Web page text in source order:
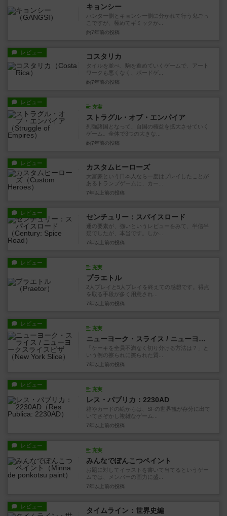
キョンシー
ハンター側とキョンシー側に分かれて行う鬼ごっ
こですが、極めてギミックが...
約7年前 の投稿
レビュー コスタリカ
タイルを並べ、駒を進めていくゲームで、アート
ワークも悪くなく、ボードゲ...
約7年前 の投稿
レビュー
充実
ストラグル・オブ・エンパイア
列強諸国となって、自国の権益を拡大させていく
ゲーム。全体で3つの大きな...
約7年前 の投稿
レビュー カスタムヒーローズ
大富豪という日本人なら一度はプレイしたことが
あるトランプゲームに、カー...
7年以上前 の投稿
レビュー センチュリー：スパイスロード
運の要素が、強いというレビューをみて、半信半
疑でしたが、本当です。しか...
7年以上前 の投稿
レビュー
充実
プラエトル
2人プレイと5人プレイを終えての感想です。得点
を取る手段が多く用意され...
7年以上前 の投稿
レビュー
充実
ニューヨーク・スライス / ニューヨークスライスピザ
「ケーキを全員不満なく切り分ける方法は？」と
いう例の擦られに擦られた質...
7年以上前 の投稿
レビュー
充実
レス・パブリカ：2230AD
箱やカードの絵からは、SFの世界観が存分に出て
いてさぞかし複雑なゲーム...
7年以上前 の投稿
レビュー
充実
みんなでぽんこつペイント
お題に対してイラストを書いて当てるというゲー
ムでは、メンバーの画力に盛...
7年以上前 の投稿
レビュー タイムライン：世界史編